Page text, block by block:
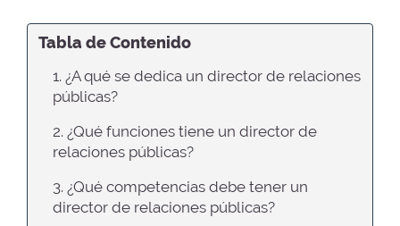
Tabla de Contenido
1. ¿A qué se dedica un director de relaciones
públicas?
2. ¿Qué funciones tiene un director de
relaciones públicas?
3. ¿Qué competencias debe tener un
director de relaciones públicas?